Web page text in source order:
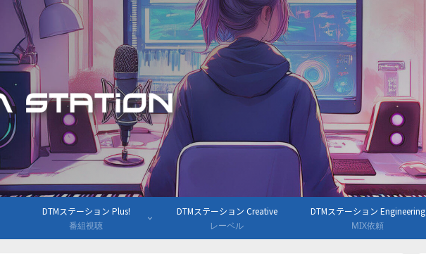
DTMステーション Plus!
番組視聴
DTMステーション Creative
レーベル
DTMステーション Engineering
MIX依頼